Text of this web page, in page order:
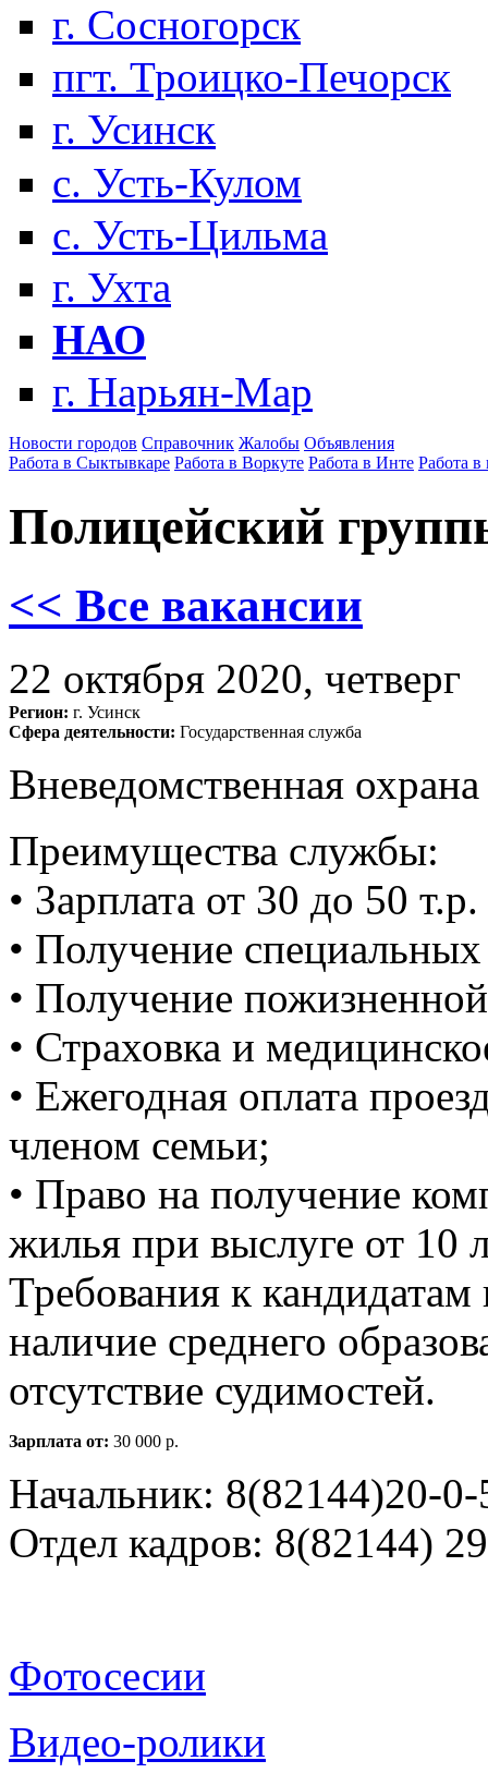
г. Сосногорск
пгт. Троицко-Печорск
г. Усинск
с. Усть-Кулом
с. Усть-Цильма
г. Ухта
НАО
г. Нарьян-Мар
Новости городов Справочник Жалобы Объявления
Работа в Сыктывкаре Работа в Воркуте Работа в Инте Работа в
Полицейский
<< Все вакансии
22 октября 2020, четверг
Регион: г. Усинск
Сфера деятельности: Государственная служба
Вневедомственная охрана
Преимущества службы:
• Зарплата от 30 до 50
• Получение
• Получение
• Страховка и
• Ежегодная оплата
членом семьи;
• Право на получение
жилья при выслуге от 10
Требования к
наличие среднего
отсутствие судимостей.
Зарплата от: 30 000 р.
Начальник: 8(82144)20-
Отдел кадров: 8(82144)
Фотосесии
Видео-ролики